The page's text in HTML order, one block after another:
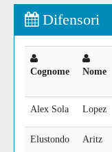
Difensori
Cognome Nome
Alex Sola Lopez
Elustondo Aritz